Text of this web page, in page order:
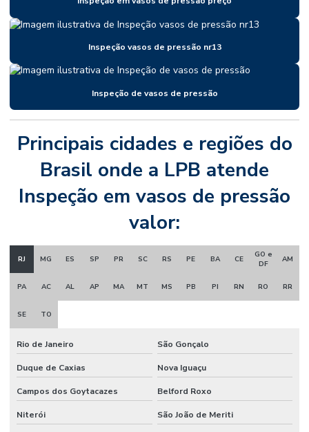
Inspeção vasos de pressão nr13
Inspeção de vasos de pressão
Principais cidades e regiões do
Brasil onde a LPB atende
Inspeção em vasos de pressão
valor:
RJ MG ES SP PR SC RS PE BA CE
GO e
DF
AM
PA AC AL AP MA MT MS PB PI RN RO RR
SE TO
Rio de Janeiro São Gonçalo
Duque de Caxias Nova Iguaçu
Campos dos Goytacazes Belford Roxo
Niterói São João de Meriti